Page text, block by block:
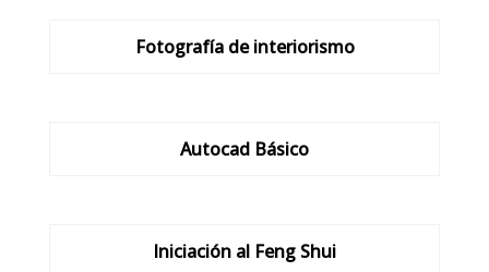
Fotografía de interiorismo
Autocad Básico
Iniciación al Feng Shui